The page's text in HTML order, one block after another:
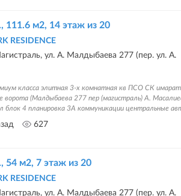
111.6 м2, 14 этаж из 20
RESIDENCE
ул. А. Малдыбаева 277 (пер. ул. А.
класса элитная 3-х комнатная кв ПСО СК
ворота (Малдыбаева 277 пер (магистраль) А.
блок 4 планировка 3А коммуникации центральные
627
54 м2, 7 этаж из 20
RESIDENCE
ул. А. Малдыбаева 277 (пер. ул. А.